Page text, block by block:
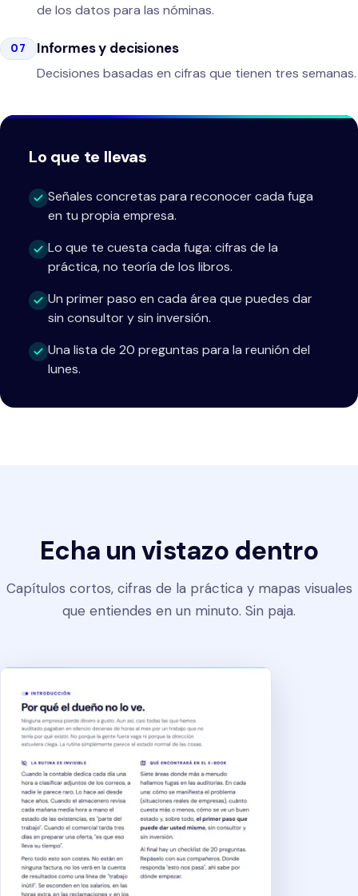
de los datos para las nóminas.
07 Informes y decisiones
Decisiones basadas en cifras que tienen tres semanas.
Lo que te llevas
Señales concretas para reconocer cada fuga
en tu propia empresa.
Lo que te cuesta cada fuga: cifras de la
práctica, no teoría de los libros.
Un primer paso en cada área que puedes dar
sin consultor y sin inversión.
Una lista de 20 preguntas para la reunión del
lunes.
Echa un vistazo dentro
Capítulos cortos, cifras de la práctica y mapas visuales
que entiendes en un minuto. Sin paja.